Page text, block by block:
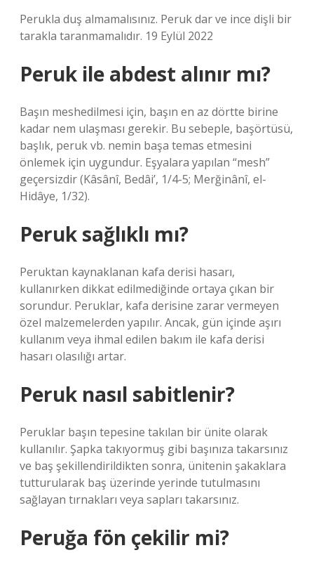
Perukla duş almamalısınız. Peruk dar ve ince dişli bir
tarakla taranmamalıdır. 19 Eylül 2022
Peruk ile abdest alınır mı?
Başın meshedilmesi için, başın en az dörtte birine
kadar nem ulaşması gerekir. Bu sebeple, başörtüsü,
başlık, peruk vb. nemin başa temas etmesini
önlemek için uygundur. Eşyalara yapılan “mesh”
geçersizdir (Kâsânî, Bedâi’, 1/4-5; Merğinânî, el-
Hidâye, 1/32).
Peruk sağlıklı mı?
Peruktan kaynaklanan kafa derisi hasarı,
kullanırken dikkat edilmediğinde ortaya çıkan bir
sorundur. Peruklar, kafa derisine zarar vermeyen
özel malzemelerden yapılır. Ancak, gün içinde aşırı
kullanım veya ihmal edilen bakım ile kafa derisi
hasarı olasılığı artar.
Peruk nasıl sabitlenir?
Peruklar başın tepesine takılan bir ünite olarak
kullanılır. Şapka takıyormuş gibi başınıza takarsınız
ve baş şekillendirildikten sonra, ünitenin şakaklara
tutturularak baş üzerinde yerinde tutulmasını
sağlayan tırnakları veya sapları takarsınız.
Peruğa fön çekilir mi?